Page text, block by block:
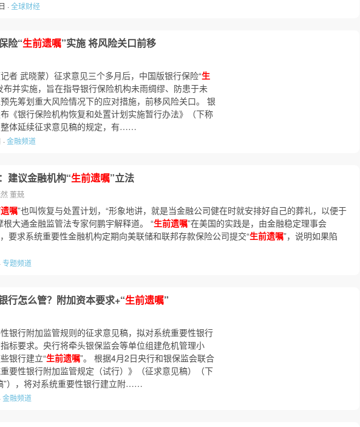
·全球财经
险“生前遗嘱”实施 将风险关口前移
记者 武晓蒙）征求意见三个多月后，中国版银行保险“生
布并实施，旨在指导银行保险机构未雨绸缪、防患于未
先筹划重大风险情况下的应对措施，前移风险关口。 银
《银行保险机构恢复和处置计划实施暂行办法》（下称
整体延续征求意见稿的规定，有……
金融频道
建议金融机构“生前遗嘱”立法
董兢
嘱”也叫恢复与处置计划，“形象地讲，就是当金融公司健在时就安排好自己的葬礼，以便于
根大通金融监管法专家何鹏宇解释道。 “生前遗嘱”在美国的实践是，由金融稳定理事会
，要求系统重要性金融机构定期向美联储和联邦存款保险公司提交“生前遗嘱”，说明如果陷
专题频道
行怎么管？附加资本要求+“生前遗嘱”
银行附加监管规则的征求意见稿，拟对系统重要性银行
标要求。央行将牵头银保监会等单位组建危机管理小
银行建立“生前遗嘱”。 根据4月2日央行和银保监会联合
要性银行附加监管规定（试行）》（征求意见稿）（下
”），将对系统重要性银行建立附……
金融频道